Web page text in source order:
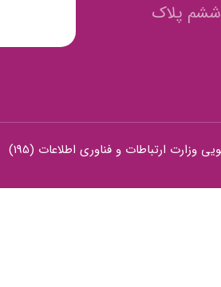
ششم پلاک
وزارت ارتباطات و فناوری اطلاعات (195)